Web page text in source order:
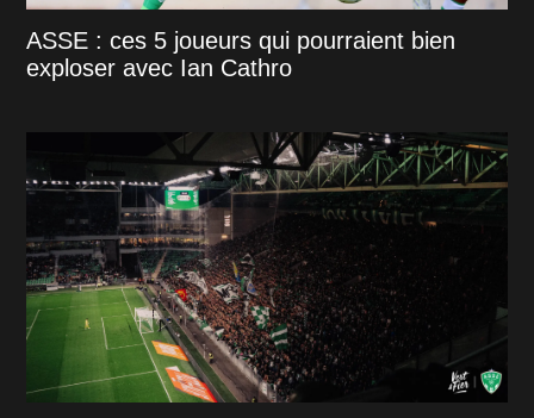
ASSE : ces 5 joueurs qui pourraient bien
exploser avec Ian Cathro